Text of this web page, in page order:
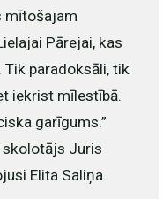
mītošajam
Pārejai, kas
Tik paradoksāli, tik
iekrist mīlestībā.
garīgums.”
skolotājs Juris
Elita Saliņa.